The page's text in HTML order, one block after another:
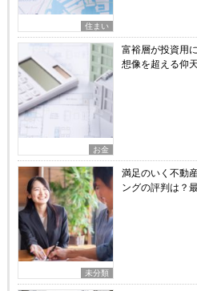
住まい
お金
富裕層が投資用
想像を超える仰
未分類
満足のいく不動
ングの評判は？